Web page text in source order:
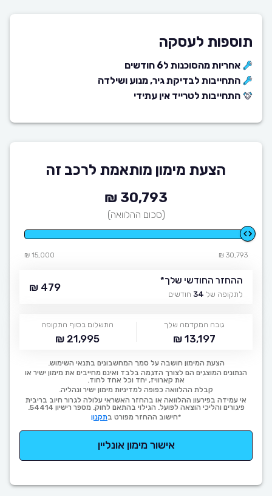
תוספות לעסקה
אחריות מהסוכנות ל6 חודשים
התחייבות לבדיקת גיר, מנוע ושילדה
התחייבות לטרייד אין עתידי
הצעת מימון מותאמת לרכב זה
30,793 ₪
(סכום ההלוואה)
30,793 ₪
15,000 ₪
ההחזר החודשי שלך*
לתקופה של 34 חודשים
479 ₪
גובה המקדמה שלך
13,197 ₪
התשלום בסוף התקופה
21,995 ₪
הצעת המימון חושבה על סמך המחשבונים בתנאי השימוש.
הנתונים המוצגים הם לצורך הדגמה בלבד ואינם מחייבים את מימון ישיר או
את קארוויז, יחד וכל אחד לחוד.
קבלת ההלוואה כפופה למדיניות מימון ישיר ונהליה.
אי עמידה בפירעון ההלוואה או בהחזר האשראי עלולה לגרור חיוב בריבית
פיגורים והליכי הוצאה לפועל. הגילוי בהתאם לחוק. מספר רישיון 54414.
*חישוב ההחזר מפורט בתקנון
אישור מימון אונליין